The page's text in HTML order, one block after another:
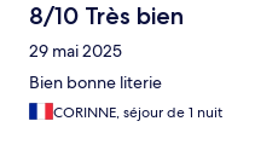
8/10 Très bien
29 mai 2025
Bien bonne literie
CORINNE, séjour de 1 nuit